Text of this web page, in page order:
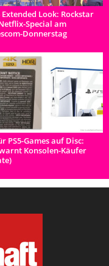
Extended Look: Rockstar
Special am
Donnerstag
PS5-Games auf Disc:
Konsolen-Käufer